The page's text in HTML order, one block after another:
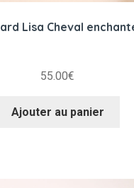
Lisa Cheval
55.00€
Ajouter au panier